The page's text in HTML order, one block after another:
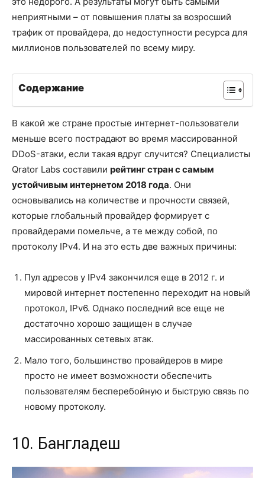
неприятными – от повышения платы за возросший
трафик от провайдера, до недоступности ресурса для
миллионов пользователей по всему миру.
Содержание
В какой же стране простые интернет-пользователи
меньше всего пострадают во время массированной
DDoS-атаки, если такая вдруг случится? Специалисты
Qrator Labs составили рейтинг стран с самым
устойчивым интернетом 2018 года. Они
основывались на количестве и прочности связей,
которые глобальный провайдер формирует с
провайдерами помельче, а те между собой, по
протоколу IPv4. И на это есть две важных причины:
Пул адресов у IPv4 закончился еще в 2012 г. и
мировой интернет постепенно переходит на новый
протокол, IPv6. Однако последний все еще не
достаточно хорошо защищен в случае
массированных сетевых атак.
Мало того, большинство провайдеров в мире
просто не имеет возможности обеспечить
пользователям бесперебойную и быструю связь по
новому протоколу.
10. Бангладеш